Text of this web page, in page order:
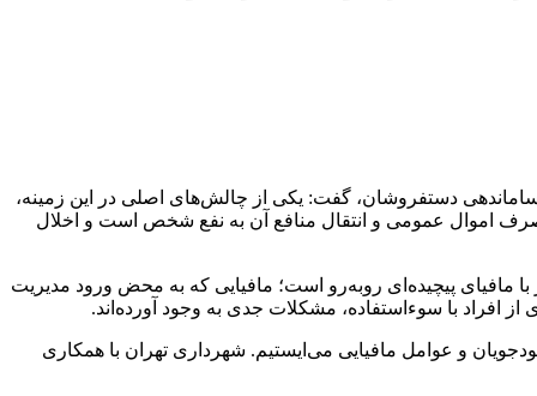
دستفروشان، گفت: یکی از چالش‌های اصلی در این زمینه،
تصرف اموال عمومی و انتقال منافع آن به نفع شخص است و اخلال
با مافیای پیچیده‌ای روبه‌رو است؛ مافیایی که به محض ورود مدیریت
افراد با سوءاستفاده، مشکلات جدی به وجود آورده‌اند.
و عوامل مافیایی می‌ایستیم. شهرداری تهران با همکاری